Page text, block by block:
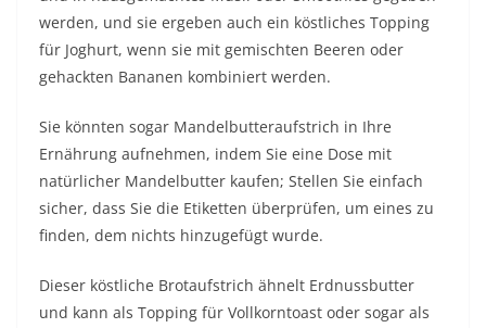
werden, und sie ergeben auch ein köstliches Topping
für Joghurt, wenn sie mit gemischten Beeren oder
gehackten Bananen kombiniert werden.
Sie könnten sogar Mandelbutteraufstrich in Ihre
Ernährung aufnehmen, indem Sie eine Dose mit
natürlicher Mandelbutter kaufen; Stellen Sie einfach
sicher, dass Sie die Etiketten überprüfen, um eines zu
finden, dem nichts hinzugefügt wurde.
Dieser köstliche Brotaufstrich ähnelt Erdnussbutter
und kann als Topping für Vollkorntoast oder sogar als